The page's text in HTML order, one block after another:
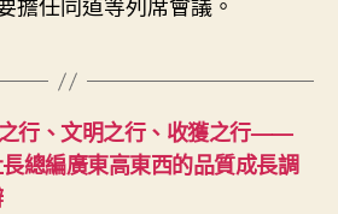
行、文明之行、收獲之行——
總編廣東高東西的品質成長調